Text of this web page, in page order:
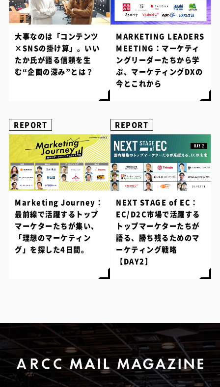
大事なのは「コンテンツ
×SNSの掛け算」。いい
たか氏が語る信頼を生
む“企画の深み”とは？
MARKETING LEADERS
MEETING：マーケティ
ングリーダーたちから学
ぶ、マーケティングDXの
今とこれから
REPORT
Marketing Journey：
最前線で活躍するトップ
マーケターたちが集い、
「理想のマーケティン
グ」を探した4日間。
REPORT
NEXT STAGE of EC：
EC/D2C市場で活躍する
トップマーケターたちが
語る、勝ち残るためのマ
ーケティング戦略
【DAY2】